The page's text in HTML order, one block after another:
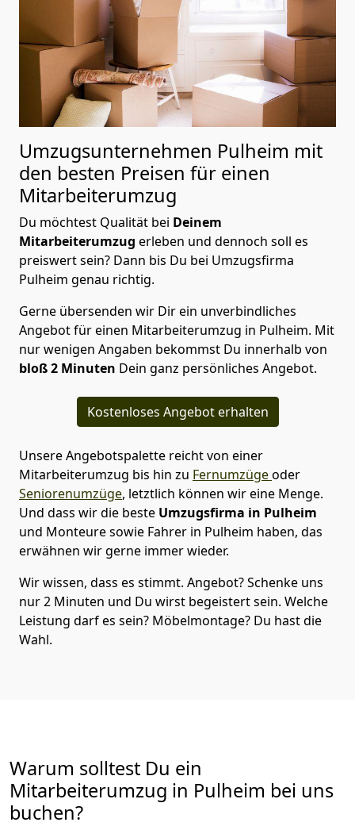
Umzugsunternehmen Pulheim mit
den besten Preisen für einen
Mitarbeiterumzug
Du möchtest Qualität bei Deinem
Mitarbeiterumzug erleben und dennoch soll es
preiswert sein? Dann bis Du bei Umzugsfirma
Pulheim genau richtig.
Gerne übersenden wir Dir ein unverbindliches
Angebot für einen Mitarbeiterumzug in Pulheim. Mit
nur wenigen Angaben bekommst Du innerhalb von
bloß 2 Minuten Dein ganz persönliches Angebot.
Kostenloses Angebot erhalten
Unsere Angebotspalette reicht von einer
Mitarbeiterumzug bis hin zu Fernumzügeoder
Seniorenumzüge, letztlich können wir eine Menge.
Und dass wir die beste Umzugsfirma in Pulheim
und Monteure sowie Fahrer in Pulheim haben, das
erwähnen wir gerne immer wieder.
Wir wissen, dass es stimmt. Angebot? Schenke uns
nur 2 Minuten und Du wirst begeistert sein. Welche
Leistung darf es sein? Möbelmontage? Du hast die
Wahl.
Warum solltest Du ein
Mitarbeiterumzug in Pulheim bei uns
buchen?